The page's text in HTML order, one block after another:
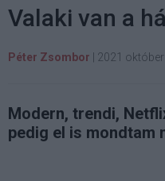
Valaki van a
Péter Zsombor 2021
Modern, trendi,
pedig el is mondtam